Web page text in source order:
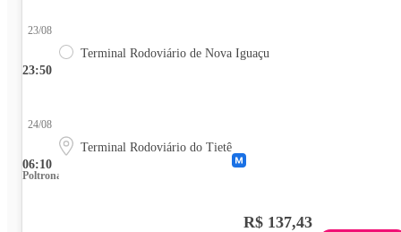
23:50
23/08
Terminal Rodoviário de Nova Iguaçu
06:10
24/08
Terminal Rodoviário do Tietê
Poltrona
R$ 137,43